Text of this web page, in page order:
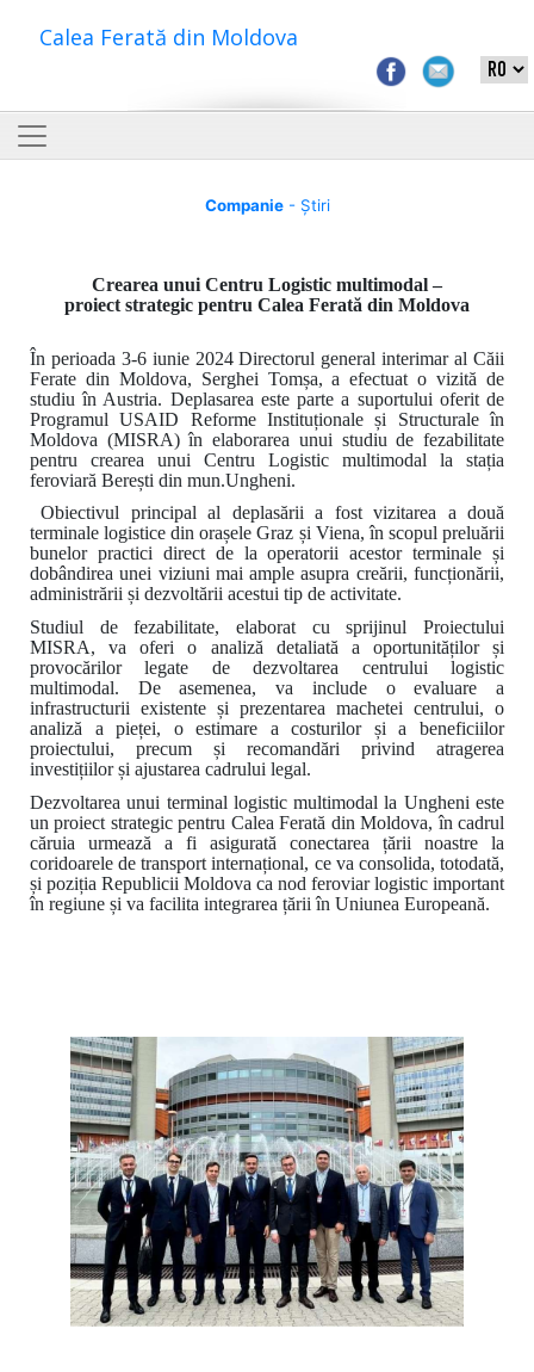
Calea Ferată din Moldova
Companie- Știri
Crearea unui Centru Logistic multimodal –
proiect strategic pentru Calea Ferată din Moldova
În perioada 3-6 iunie 2024 Directorul general interimar al Căii
Ferate din Moldova, Serghei Tomșa, a efectuat o vizită de
studiu în Austria. Deplasarea este parte a suportului oferit de
Programul USAID Reforme Instituționale și Structurale în
Moldova (MISRA) în elaborarea unui studiu de fezabilitate
pentru crearea unui Centru Logistic multimodal la stația
feroviară Berești din mun.Ungheni.
Obiectivul principal al deplasării a fost vizitarea a două
terminale logistice din orașele Graz și Viena, în scopul preluării
bunelor practici direct de la operatorii acestor terminale și
dobândirea unei viziuni mai ample asupra creării, funcționării,
administrării și dezvoltării acestui tip de activitate.
Studiul de fezabilitate, elaborat cu sprijinul Proiectului
MISRA, va oferi o analiză detaliată a oportunităților și
provocărilor legate de dezvoltarea centrului logistic
multimodal. De asemenea, va include o evaluare a
infrastructurii existente și prezentarea machetei centrului, o
analiză a pieței, o estimare a costurilor și a beneficiilor
proiectului, precum și recomandări privind atragerea
investițiilor și ajustarea cadrului legal.
Dezvoltarea unui terminal logistic multimodal la Ungheni este
un proiect strategic pentru Calea Ferată din Moldova, în cadrul
căruia urmează a fi asigurată conectarea țării noastre la
coridoarele de transport internațional, ce va consolida, totodată,
și poziția Republicii Moldova ca nod feroviar logistic important
în regiune și va facilita integrarea țării în Uniunea Europeană.